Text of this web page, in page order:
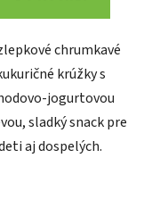
chrumkavé
krúžky s
sladký snack pre
aj dospelých.